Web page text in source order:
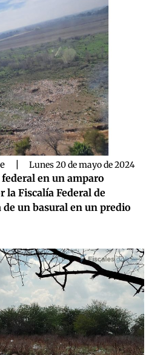
Lunes 20 de mayo de 2024
en un amparo
Fiscalía Federal de
un basural en un predio